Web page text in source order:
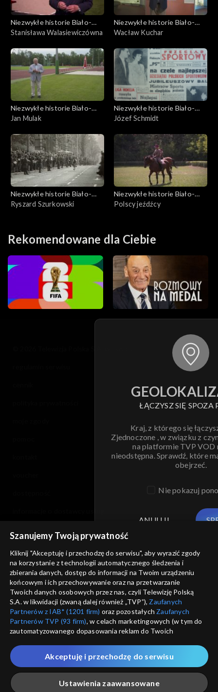
Niezwykłe historie Biało-
Czerwonych
Stanisława Walasiewiczówna
Niezwykłe historie Biało-
Czerwonych
Wacław Kuchar
Niezwykłe historie Biało-
Czerwonych
Jan Mulak
Niezwykłe historie Biało-
Czerwonych
Józef Schmidt
Niezwykłe historie Biało-
Czerwonych
Ryszard Szurkowski
Niezwykłe historie Biało-
Czerwonych
Polscy jeźdźcy
Rekomendowane dla Ciebie
ŁĄCZYSZ SIĘ SPOZA
Kraj, z którego się
Zjednoczone , w związku z
na platformie TVP VOD
nieodstępna. Sprawdź, które
obejrzeć.
Nie pokazuj
ANULUJ
Szanujemy Twoją prywatność
Kliknij "Akceptuję i przechodzę do serwisu", aby wyrazić zgody
na korzystanie z technologii automatycznego śledzenia i
zbierania danych, dostęp do informacji na Twoim urządzeniu
końcowym i ich przechowywanie oraz na przetwarzanie
Twoich danych osobowych przez nas, czyli Telewizję Polską
S.A. w likwidacji (zwaną dalej również „TVP”), Zaufanych
Partnerów z IAB* (1201 firm) oraz pozostałych Zaufanych
Partnerów TVP (93 firm), w celach marketingowych (w tym do
zautomatyzowanego dopasowania reklam do Twoich
które wskazujemy poniżej, a także zgody na udostępnianie
przez nas identyfikatora PPID do Google.
Twoje dane osobowe zbierane podczas odwiedzania przez
Ciebie naszych
poszczególnych serwisówzwanych dalej
Ustawienia zaawansowane
Akceptuję i przechodzę do serwisu